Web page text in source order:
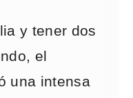
y tener dos
el
una intensa